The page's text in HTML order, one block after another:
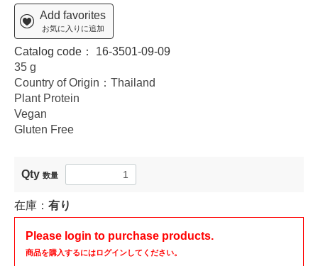
Add favorites
お気に入りに追加
Catalog code： 16-3501-09-09
35 g
Country of Origin：Thailand
Plant Protein
Vegan
Gluten Free
Qty 数量
在庫： 有り
Please login to purchase products.
商品を購入するにはログインしてください。